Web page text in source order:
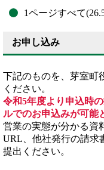
1ページすべて
お申し込み
下記のものを、芽室町
ください。
令和5年度より申込時
ルでのお申込みが可能
営業の実態が分かる資
URL、他社発行の請求
提出ください。